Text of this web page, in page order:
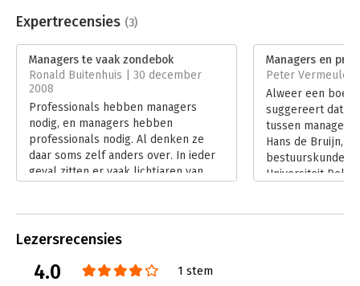
Uitgever:
Boom
Verschijningsdatum:
13-9-2016
Hoofdrubriek: Algemeen management
Expertrecensies (3)
Managers te vaak zondebok
Ronald Buitenhuis | 30 december
2008
Professionals hebben managers
nodig, en managers hebben
professionals nodig. Al denken ze
daar soms zelf anders over. In ieder
geval zitten er vaak lichtjaren van
en professionals beide kemphanen
toch een lans voor de manager.
Managers en
Peter Vermeulen
Alweer een boek
suggereert dat
tussen managers
Hans de Bruijn,
bestuurskunde
Universiteit
Lezersrecensies
4.0 1 stem